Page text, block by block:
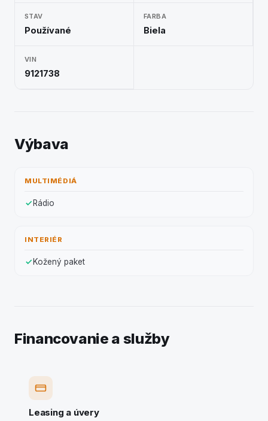
STAV
Používané
FARBA
Biela
VIN
9121738
Výbava
MULTIMÉDIÁ
Rádio
INTERIÉR
Kožený paket
Financovanie a služby
Leasing a úvery